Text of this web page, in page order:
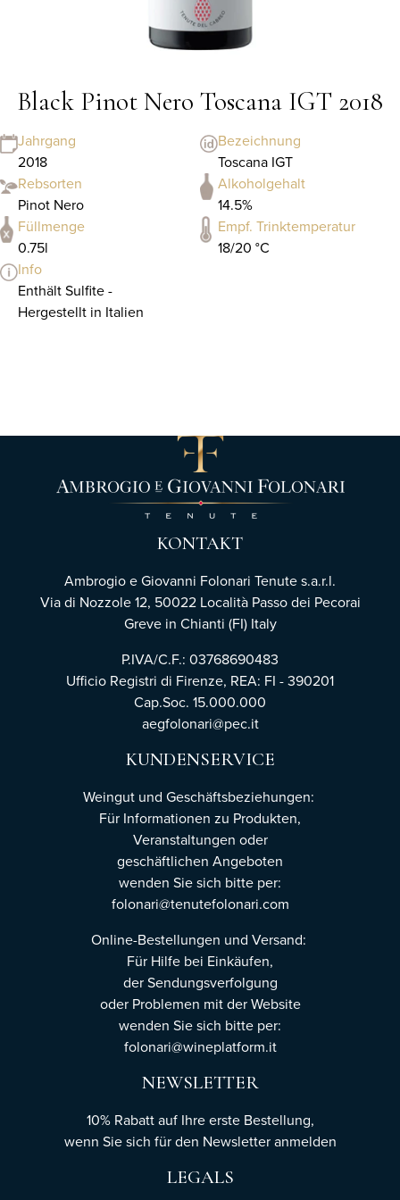
Black Pinot Nero Toscana IGT 2018
Jahrgang
2018
Bezeichnung
Toscana IGT
Rebsorten
Pinot Nero
Alkoholgehalt
14.5%
Füllmenge
0.75l
Empf. Trinktemperatur
18/20 °C
Info
Enthält Sulfite -
Hergestellt in Italien
KONTAKT
Ambrogio e Giovanni Folonari Tenute s.a.r.l.
Via di Nozzole 12, 50022 Località Passo dei Pecorai
Greve in Chianti (FI) Italy
P.IVA/C.F.: 03768690483
Ufficio Registri di Firenze, REA: FI - 390201
Cap.Soc. 15.000.000
aegfolonari@pec.it
KUNDENSERVICE
Weingut und Geschäftsbeziehungen:
Für Informationen zu Produkten,
Veranstaltungen oder
geschäftlichen Angeboten
wenden Sie sich bitte per:
folonari@tenutefolonari.com
Online-Bestellungen und Versand:
Für Hilfe bei Einkäufen,
der Sendungsverfolgung
oder Problemen mit der Website
wenden Sie sich bitte per:
folonari@wineplatform.it
NEWSLETTER
10% Rabatt auf Ihre erste Bestellung,
wenn Sie sich für den Newsletteranmelden
LEGALS